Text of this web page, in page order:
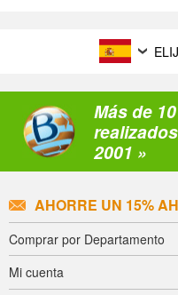
Más de
2001 »
AHORRE UN 15%
Comprar por Departamento
Mi cuenta